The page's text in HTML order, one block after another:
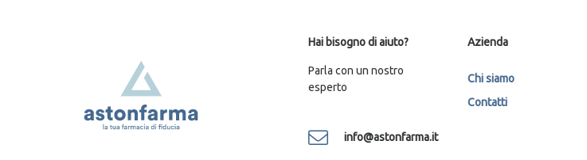
Hai bisogno di aiuto?
Parla con un nostro
esperto
info@astonfarma.it
Azienda
Chi siamo
Contatti